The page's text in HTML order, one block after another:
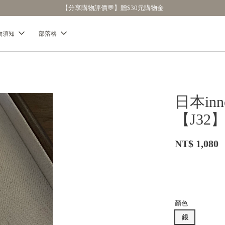
【分享購物評價💬】贈$30元購物金
須知 部落格
日本
【J32
NT$ 1,080
顏色
銀